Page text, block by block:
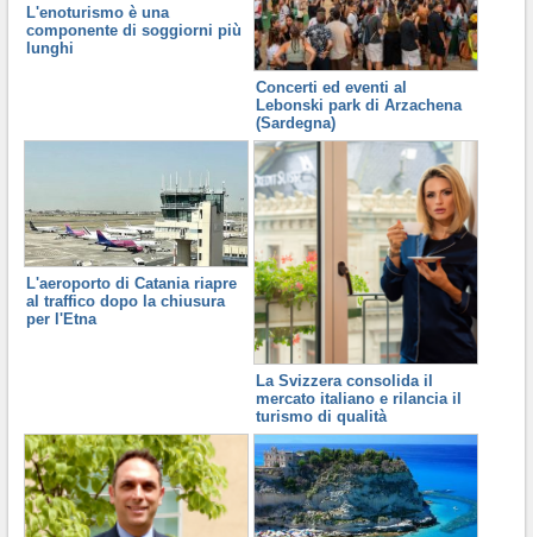
L'enoturismo è una
componente di soggiorni più
lunghi
Concerti ed eventi al
Lebonski park di Arzachena
(Sardegna)
L'aeroporto di Catania riapre
al traffico dopo la chiusura
per l'Etna
La Svizzera consolida il
mercato italiano e rilancia il
turismo di qualità